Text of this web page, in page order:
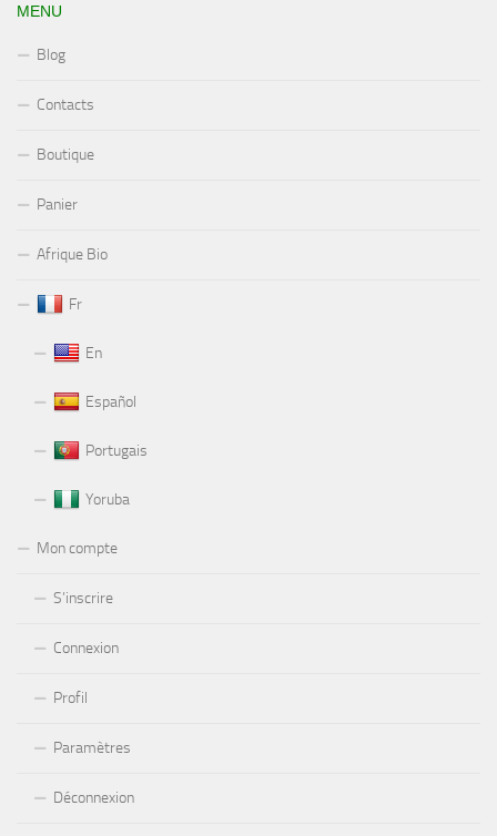
MENU
Blog
Contacts
Boutique
Panier
Afrique Bio
Fr
En
Español
Portugais
Yoruba
Mon compte
S’inscrire
Connexion
Profil
Paramètres
Déconnexion